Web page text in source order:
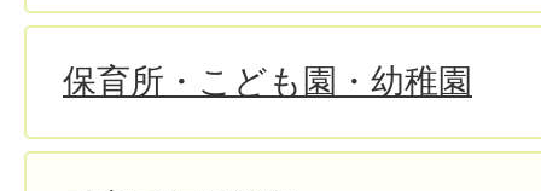
保育所・こども園・幼稚園